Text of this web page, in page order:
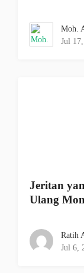
Moh.
Jul
Jeritan
Ulang
Ratih
Jul 6,